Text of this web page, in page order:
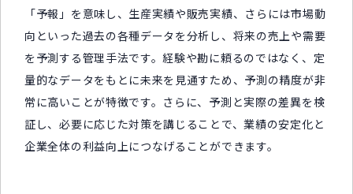
「予報」を意味し、生産実績や販売実績、さらには市場動
向といった過去の各種データを分析し、将来の売上や需要
を予測する管理手法です。経験や勘に頼るのではなく、定
量的なデータをもとに未来を見通すため、予測の精度が非
常に高いことが特徴です。さらに、予測と実際の差異を検
証し、必要に応じた対策を講じることで、業績の安定化と
企業全体の利益向上につなげることができます。